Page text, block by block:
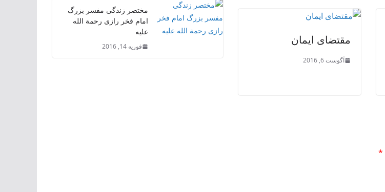
مقتضای ایمان
آگوست 6, 2016
*
مختصر زندگی مفسر بزرگ
امام فخر رازی رحمة الله
علیه
فوریه 14, 2016